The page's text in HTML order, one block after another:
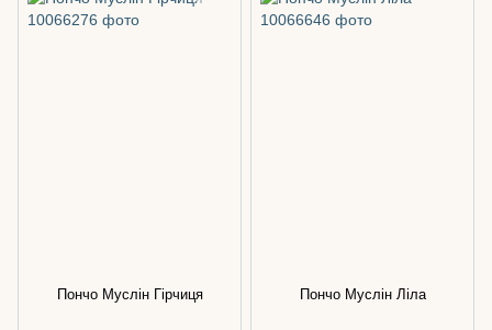
Пончо Муслін Гірчиця Пончо Муслін Ліла